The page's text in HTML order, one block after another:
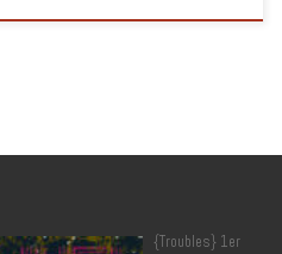
{Troubles} 1er